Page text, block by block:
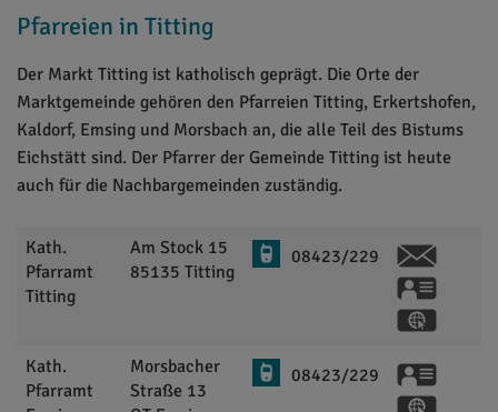
Pfarreien in Titting
Der Markt Titting ist katholisch geprägt. Die Orte der
Marktgemeinde gehören den Pfarreien Titting, Erkertshofen,
Kaldorf, Emsing und Morsbach an, die alle Teil des Bistums
Eichstätt sind. Der Pfarrer der Gemeinde Titting ist heute
auch für die Nachbargemeinden zuständig.
Kath.
Pfarramt
Titting
Am Stock 15
85135 Titting
08423/229
Kath.
Pfarramt
Morsbacher
Straße 13
08423/229